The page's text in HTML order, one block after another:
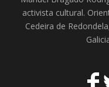
activista cultural.
Cedeira de